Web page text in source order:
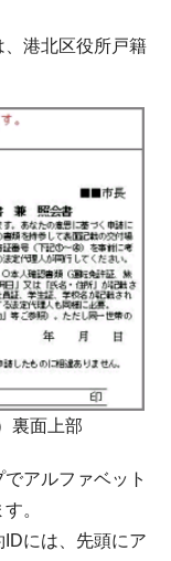
港北区役所戸籍
裏面上部
アルファベット
。
IDには、先頭にア